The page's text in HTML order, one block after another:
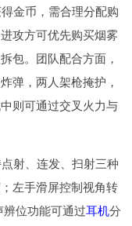
金币，需合理分配购
攻方可优先购买烟雾
包。团队配合方面，
弹，两人架枪掩护，
则可通过交叉火力与
射、连发、扫射三种
左手滑屏控制视角转
位功能可通过耳机分